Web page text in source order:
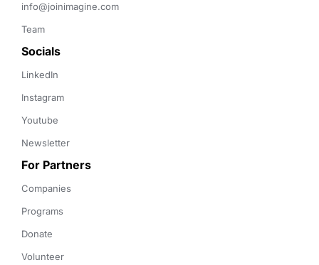
info@joinimagine.com
Team
Socials
LinkedIn
Instagram
Youtube
Newsletter
For Partners
Companies
Programs
Donate
Volunteer